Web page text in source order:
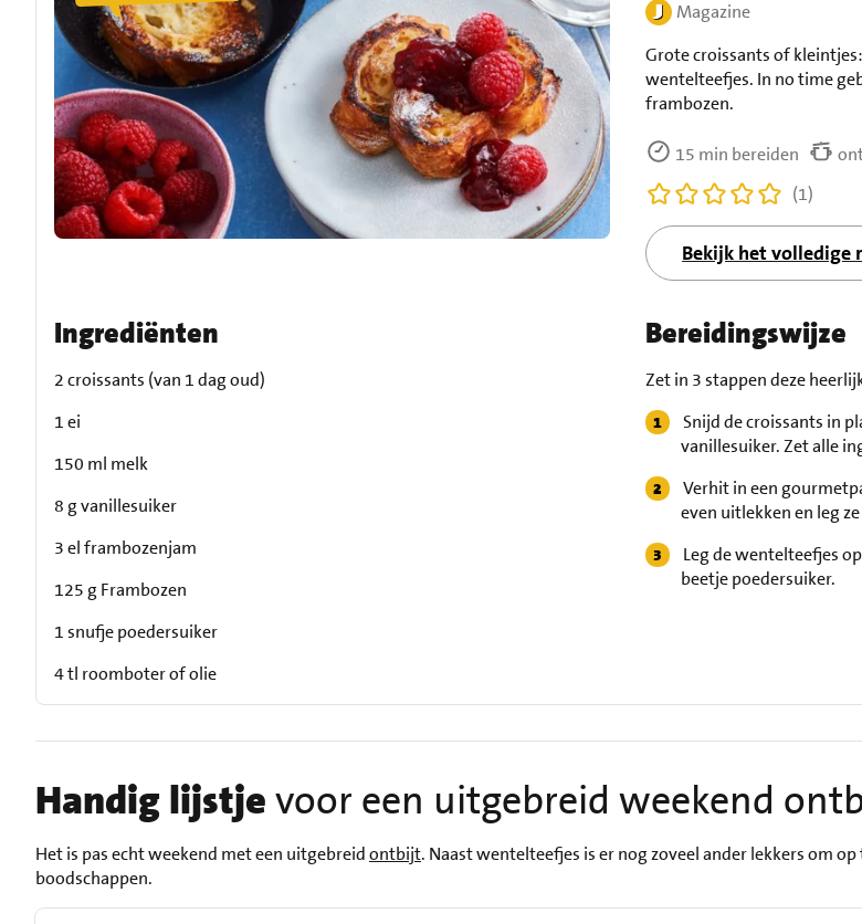
Magazine
Grote croissants of
wentelteefjes. In no time
frambozen.
15 min bereiden
(1)
Bekijk het volledige
Ingrediënten
2 croissants (van 1 dag oud)
1 ei
150 ml melk
8 g vanillesuiker
3 el frambozenjam
125 g Frambozen
1 snufje poedersuiker
4 tl roomboter of olie
Bereidingswijze
Zet in 3 stappen deze
Snijd de croissants in
vanillesuiker. Zet alle
Verhit in een
even uitlekken en leg
Leg de wentelteefjes
beetje poedersuiker.
Handig lijstjevoor een uitgebreid weekend
Het is pas echt weekend met een uitgebreidontbijt. Naast wentelteefjes is er nog zoveel ander lekkers om
boodschappen.